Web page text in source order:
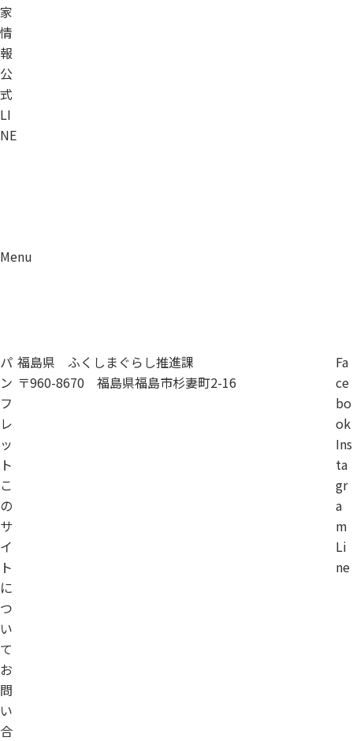
家
情
報
公
式
LI
NE
Menu
パ
ン
フ
レ
ッ
ト
こ
の
サ
イ
ト
に
つ
い
て
お
問
い
合
福島県 ふくしまぐらし推進課
〒960-8670 福島県福島市杉妻町2-16
Fa
ce
bo
ok
Ins
ta
gr
a
m
Li
ne